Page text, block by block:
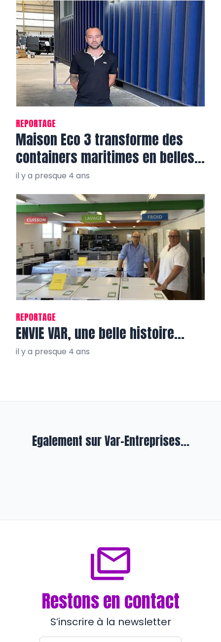
REPORTAGE
Maison Eco 3 transforme des
containers maritimes en belles
villas tout confort
il y a presque 4 ans
REPORTAGE
ENVIE VAR, une belle histoire…
il y a presque 4 ans
Egalement sur Var-Entreprises...
Restons en contact
S’inscrire à la newsletter